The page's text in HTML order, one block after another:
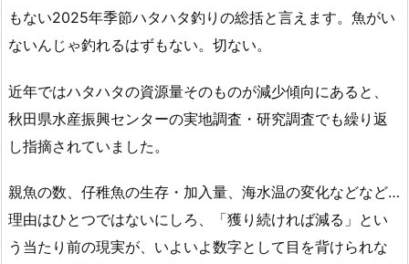
もない2025年季節ハタハタ釣りの総括と言えます。魚がい
ないんじゃ釣れるはずもない。切ない。
近年ではハタハタの資源量そのものが減少傾向にあると、
秋田県水産振興センターの実地調査・研究調査でも繰り返
し指摘されていました。
親魚の数、仔稚魚の生存・加入量、海水温の変化などなど…
理由はひとつではないにしろ、「獲り続ければ減る」とい
う当たり前の現実が、いよいよ数字として目を背けられな